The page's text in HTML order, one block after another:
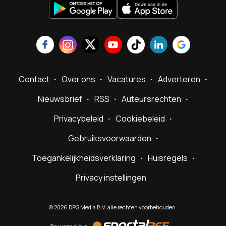
Contact Over ons Vacatures
Adverteren
Nieuwsbrief
RSS
Auteursrechten
Privacybeleid
Cookiebeleid
Gebruiksvoorwaarden
Toegankelijkheidsverklaring
Huisregels
Privacy instellingen
©2026 DPG Media B.V. alle rechten voorbehouden.
by